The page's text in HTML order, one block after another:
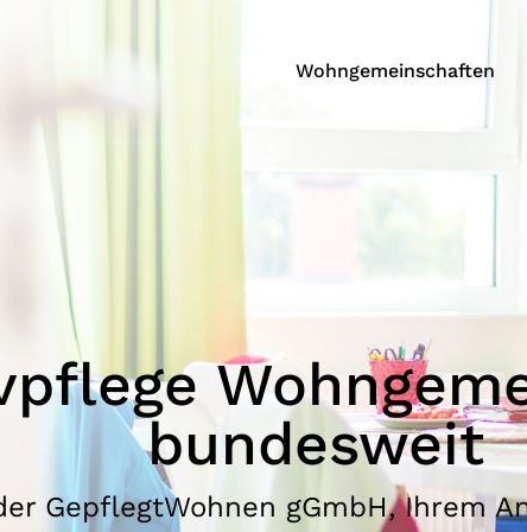
Wohngemeinschaften
bundesweit
GepflegtWohnen gGmbH, Ihrem